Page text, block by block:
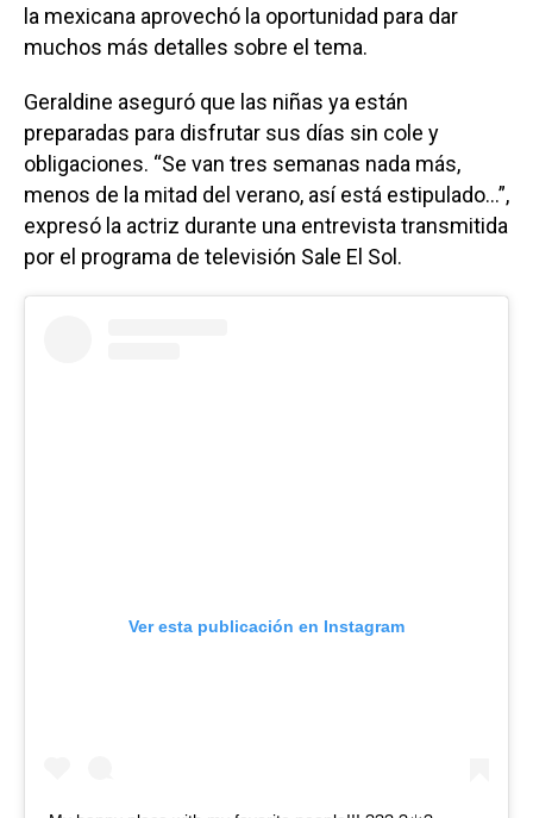
la mexicana aprovechó la oportunidad para dar
muchos más detalles sobre el tema.
Geraldine aseguró que las niñas ya están
preparadas para disfrutar sus días sin cole y
obligaciones. “Se van tres semanas nada más,
menos de la mitad del verano, así está estipulado…”,
expresó la actriz durante una entrevista transmitida
por el programa de televisión Sale El Sol.
Ver esta publicación en Instagram